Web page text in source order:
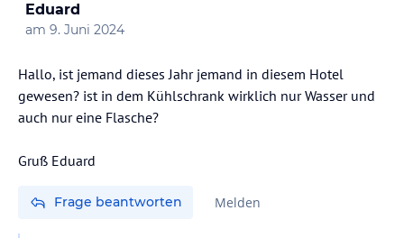
Eduard
am 9. Juni 2024
Hallo, ist jemand dieses Jahr jemand in diesem Hotel
gewesen? ist in dem Kühlschrank wirklich nur Wasser und
auch nur eine Flasche?
Gruß Eduard
Frage beantworten Melden